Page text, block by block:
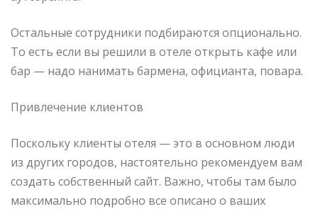
Остальные сотрудники подбираются опционально.
То есть если вы решили в отеле открыть кафе или
бар — надо нанимать бармена, официанта, повара.
Привлечение клиентов
Поскольку клиенты отеля — это в основном люди
из других городов, настоятельно рекомендуем вам
создать собственный сайт. Важно, чтобы там было
максимально подробно все описано о ваших